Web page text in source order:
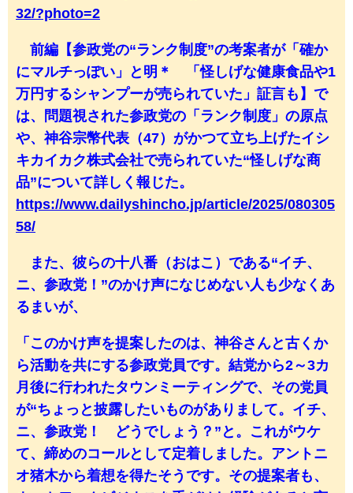
32/?photo=2
前編【参政党の“ランク制度”の考案者が「確か
にマルチっぽい」と明＊ 「怪しげな健康食品や1
万円するシャンプーが売られていた」証言も】で
は、問題視された参政党の「ランク制度」の原点
や、神谷宗幣代表（47）がかつて立ち上げたイシ
キカイカク株式会社で売られていた“怪しげな商
品”について詳しく報じた。
https://www.dailyshincho.jp/article/2025/080305
58/
また、彼らの十八番（おはこ）である“イチ、
ニ、参政党！”のかけ声になじめない人も少なくあ
るまいが、
「このかけ声を提案したのは、神谷さんと古くか
ら活動を共にする参政党員です。結党から2～3カ
月後に行われたタウンミーティングで、その党員
が“ちょっと披露したいものがありまして。イチ、
ニ、参政党！ どうでしょう？”と。これがウケ
て、締めのコールとして定着しました。アントニ
オ猪木から着想を得たそうです。その提案者も、